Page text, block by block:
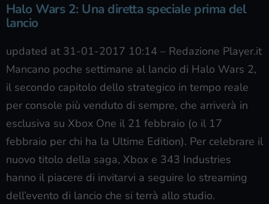
Halo Wars 2: Una diretta speciale prima del
lancio
updated at 31-01-2017 10:14 – Redazione Player.it
Mancano poche settimane al lancio di Halo Wars 2,
il secondo capitolo dello strategico in tempo reale
per console più venduto di sempre, che arriverà in
esclusiva su Xbox One il 21 febbraio (o il 17
febbraio per chi ha la Ultime Edition). Per celebrare il
nuovo titolo della saga, Xbox e 343 Industries
hanno il piacere di invitarvi a seguire lo streaming
dell’evento di lancio che si terrà allo studio.